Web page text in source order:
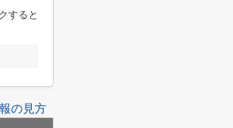
すると
の見方